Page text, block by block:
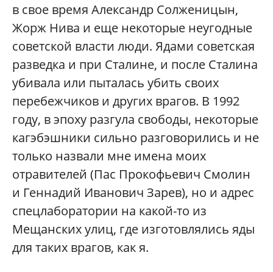
в свое время Александр Солженицын,
Жорж Нива и еще некоторые неугодные
советской власти люди. Ядами советская
разведка и при Сталине, и после Сталина
убивала или пыталась убить своих
перебежчиков и других врагов. В 1992
году, в эпоху разгула свободы, некоторые
кагэбэшники сильно разговорились и не
только назвали мне имена моих
отравителей (Пас Прокофьевич Смолин
и Геннадий Иванович Зарев), но и адрес
спецлаборатории на какой-то из
Мещанских улиц, где изготовлялись яды
для таких врагов, как я.